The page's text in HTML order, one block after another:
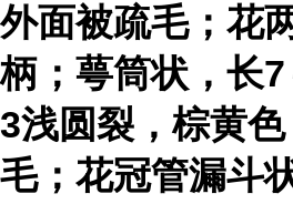
外面被疏毛；花
柄；萼筒状，长7
3浅圆裂，棕黄
毛；花冠管漏斗